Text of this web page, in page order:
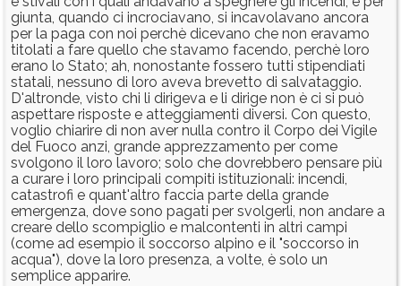
giunta, quando ci incrociavano, si incavolavano ancora
per la paga con noi perchè dicevano che non eravamo
titolati a fare quello che stavamo facendo, perchè loro
erano lo Stato; ah, nonostante fossero tutti stipendiati
statali, nessuno di loro aveva brevetto di salvataggio.
D'altronde, visto chi li dirigeva e li dirige non è ci si può
aspettare risposte e atteggiamenti diversi. Con questo,
voglio chiarire di non aver nulla contro il Corpo dei Vigile
del Fuoco anzi, grande apprezzamento per come
svolgono il loro lavoro; solo che dovrebbero pensare più
a curare i loro principali compiti istituzionali: incendi,
catastrofi e quant'altro faccia parte della grande
emergenza, dove sono pagati per svolgerli, non andare a
creare dello scompiglio e malcontenti in altri campi
(come ad esempio il soccorso alpino e il "soccorso in
acqua"), dove la loro presenza, a volte, è solo un
semplice apparire.